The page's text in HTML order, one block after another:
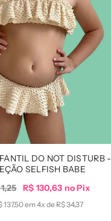
DO NOT DISTURB -
SELFISH BABE
R$ 130,63 no Pix
137,50 em 4x de R$ 34,37